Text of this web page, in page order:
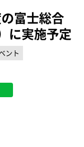
富士総合
に実施予定
ント